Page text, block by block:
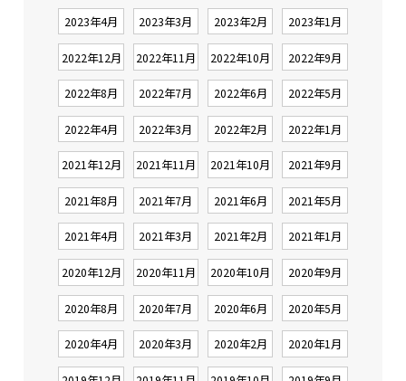
2023年4月 2023年3月 2023年2月 2023年1月
2022年12月 2022年11月 2022年10月 2022年9月
2022年8月 2022年7月 2022年6月 2022年5月
2022年4月 2022年3月 2022年2月 2022年1月
2021年12月 2021年11月 2021年10月 2021年9月
2021年8月 2021年7月 2021年6月 2021年5月
2021年4月 2021年3月 2021年2月 2021年1月
2020年12月 2020年11月 2020年10月 2020年9月
2020年8月 2020年7月 2020年6月 2020年5月
2020年4月 2020年3月 2020年2月 2020年1月